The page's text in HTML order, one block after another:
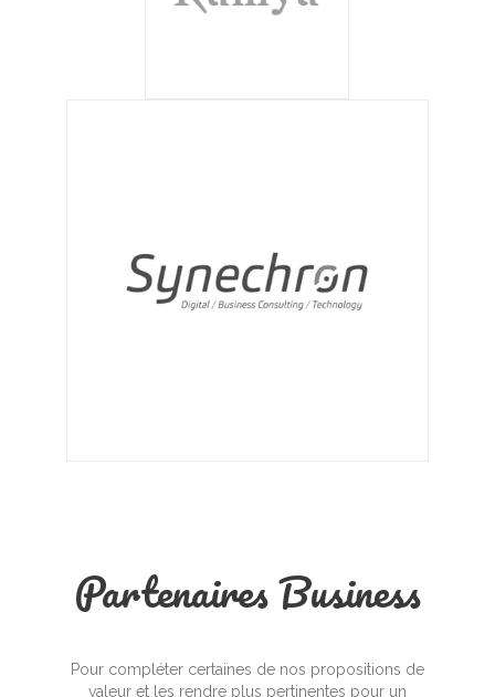
Partenaires Business
Pour compléter certaines de nos propositions de
valeur et les rendre plus pertinentes pour un